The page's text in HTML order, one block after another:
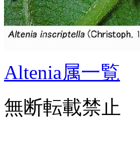
Altenia属一覧
無断転載禁止